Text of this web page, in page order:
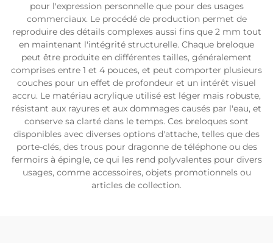
pour l'expression personnelle que pour des usages
commerciaux. Le procédé de production permet de
reproduire des détails complexes aussi fins que 2 mm tout
en maintenant l'intégrité structurelle. Chaque breloque
peut être produite en différentes tailles, généralement
comprises entre 1 et 4 pouces, et peut comporter plusieurs
couches pour un effet de profondeur et un intérêt visuel
accru. Le matériau acrylique utilisé est léger mais robuste,
résistant aux rayures et aux dommages causés par l'eau, et
conserve sa clarté dans le temps. Ces breloques sont
disponibles avec diverses options d'attache, telles que des
porte-clés, des trous pour dragonne de téléphone ou des
fermoirs à épingle, ce qui les rend polyvalentes pour divers
usages, comme accessoires, objets promotionnels ou
articles de collection.